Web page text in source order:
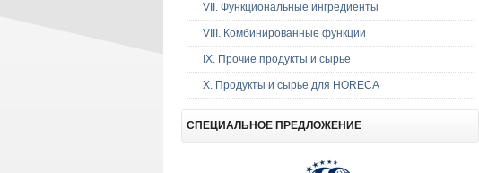
VII. Функциональные ингредиенты
VIII. Комбинированные функции
IX. Прочие продукты и сырье
Х. Продукты и сырье для HORECA
СПЕЦИАЛЬНОЕ ПРЕДЛОЖЕНИЕ